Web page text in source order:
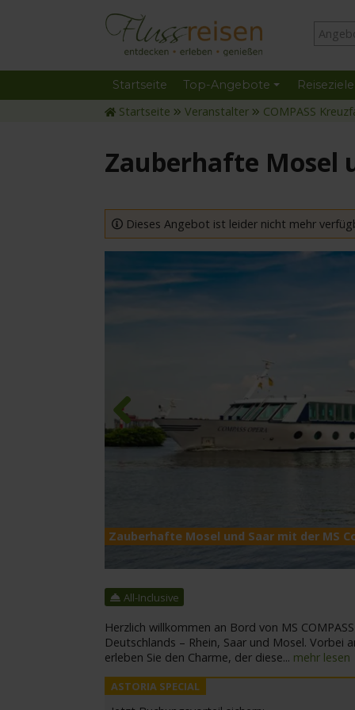
Startseite Top-Angebote Reiseziele
Startseite Veranstalter COMPASS
Zauberhafte Mosel
Dieses Angebot ist leider nicht mehr
Zauberhafte Mosel und Saar mit der MS
Previous
All-Inclusive
Herzlich willkommen an Bord von MS
Deutschlands – Rhein, Saar und Mosel. Vorbei
erleben Sie den Charme, der diese... mehr lesen